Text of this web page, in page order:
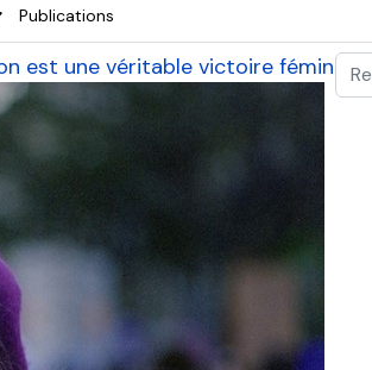
Publications
est une véritable victoire